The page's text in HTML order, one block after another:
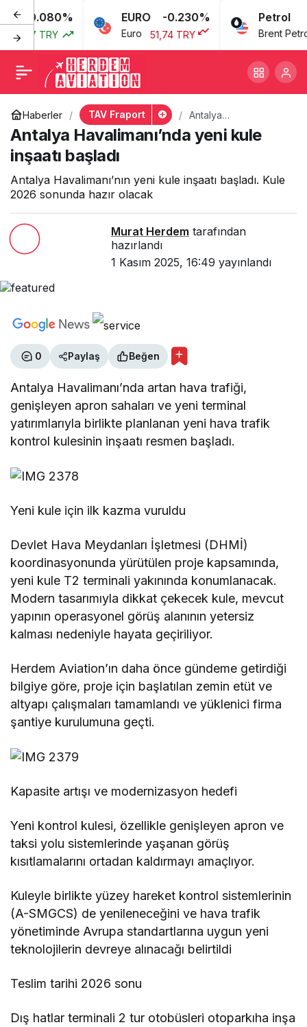
0.080%
TRY
EURO -0.230%
Euro 51,74 TRY
Petrol
Brent Petrol
Haberler TAV Fraport
Antalya
Havalimanı’nda yeni
kule inşaatı başladı
Antalya Havalimanı’nda yeni kule
inşaatı başladı
Antalya Havalimanı’nın yeni kule inşaatı başladı. Kule
2026 sonunda hazır olacak
Murat Herdem tarafından
hazırlandı
1 Kasım 2025, 16:49 yayınlandı
0 Paylaş Beğen
Antalya Havalimanı’nda artan hava trafiği,
genişleyen apron sahaları ve yeni terminal
yatırımlarıyla birlikte planlanan yeni hava trafik
kontrol kulesinin inşaatı resmen başladı.
Yeni kule için ilk kazma vuruldu
Devlet Hava Meydanları İşletmesi (DHMİ)
koordinasyonunda yürütülen proje kapsamında,
yeni kule T2 terminali yakınında konumlanacak.
Modern tasarımıyla dikkat çekecek kule, mevcut
yapının operasyonel görüş alanının yetersiz
kalması nedeniyle hayata geçiriliyor.
Herdem Aviation’ın daha önce gündeme getirdiği
bilgiye göre, proje için başlatılan zemin etüt ve
altyapı çalışmaları tamamlandı ve yüklenici firma
şantiye kurulumuna geçti.
Kapasite artışı ve modernizasyon hedefi
Yeni kontrol kulesi, özellikle genişleyen apron ve
taksi yolu sistemlerinde yaşanan görüş
kısıtlamalarını ortadan kaldırmayı amaçlıyor.
Kuleyle birlikte yüzey hareket kontrol sistemlerinin
(A-SMGCS) de yenileneceğini ve hava trafik
yönetiminde Avrupa standartlarına uygun yeni
teknolojilerin devreye alınacağı belirtildi
Teslim tarihi 2026 sonu
Dış hatlar terminali 2 tur otobüsleri otoparkıha inşa
Antalya Havalimanı’nda
yeni kule inşaatı başladı
+ - 0